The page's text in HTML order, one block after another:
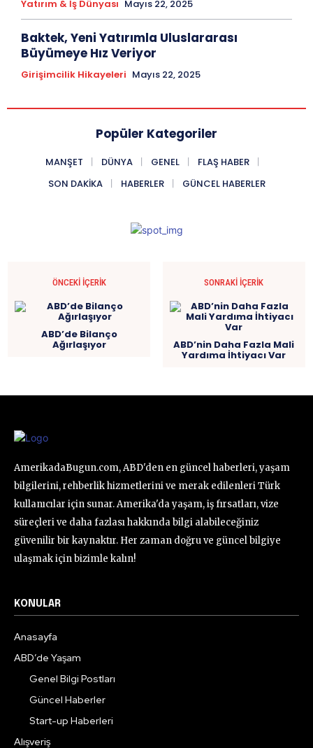
Yatırım & İş Dünyası Mayıs 22, 2025
Baktek, Yeni Yatırımla Uluslararası
Büyümeye Hız Veriyor
Girişimcilik Hikayeleri Mayıs 22, 2025
Popüler Kategoriler
MANŞET DÜNYA GENEL
FLAŞ HABER
SON DAKIKA
HABERLER GÜNCEL HABERLER
ÖNCEKI İÇERIK
ABD’de Bilanço
Ağırlaşıyor
SONRAKI İÇERIK
ABD’nin Daha Fazla Mali
Yardıma İhtiyacı Var
AmerikadaBugun.com, ABD'den en güncel haberleri, yaşam
bilgilerini, rehberlik hizmetlerini ve merak edilenleri Türk
kullanıcılar için sunar. Amerika'da yaşam, iş fırsatları, vize
süreçleri ve daha fazlası hakkında bilgi alabileceğiniz
güvenilir bir kaynaktır. Her zaman doğru ve güncel bilgiye
ulaşmak için bizimle kalın!
KONULAR
Anasayfa
ABD’de Yaşam
Genel Bilgi Postları
Güncel Haberler
Start-up Haberleri
Alışveriş